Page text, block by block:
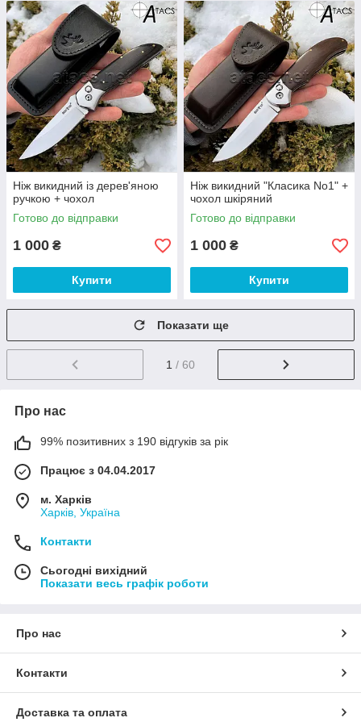
Ніж викидний із дерев'яною
ручкою + чохол
Готово до відправки
1 000 ₴
Купити
Ніж викидний "Класика No1" +
чохол шкіряний
Готово до відправки
1 000 ₴
Купити
Показати ще
1 / 60
Про нас
99% позитивних з 190 відгуків за рік
Працює з 04.04.2017
м. Харків
Харків, Україна
Контакти
Сьогодні вихідний
Показати весь графік роботи
Про нас
Контакти
Доставка та оплата